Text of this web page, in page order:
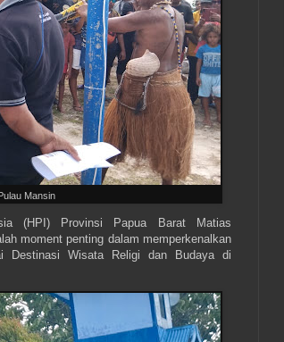
Mansin
(HPI) Provinsi Papua Barat Matias
moment penting dalam memperkenalkan
Destinasi Wisata Religi dan Budaya di